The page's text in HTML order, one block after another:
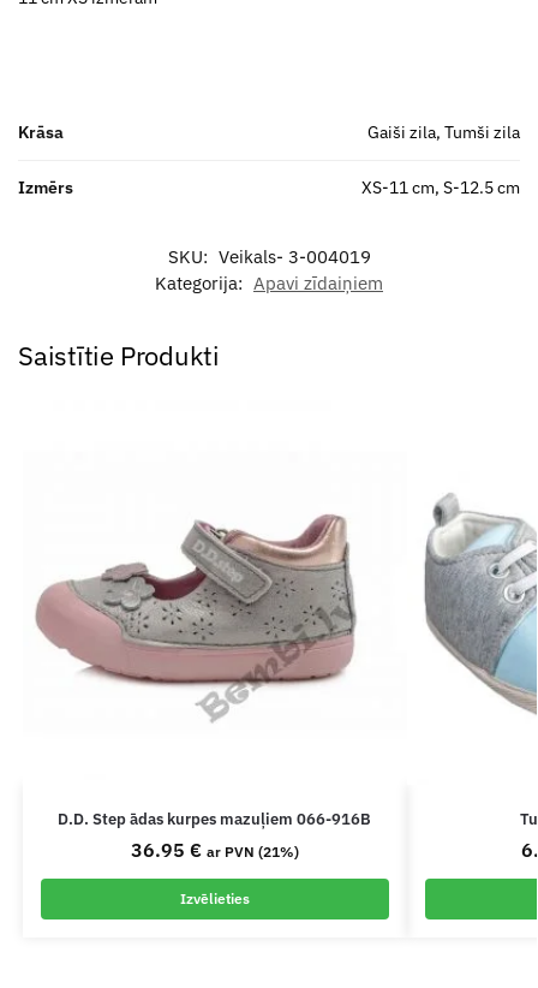
Krāsa Gaiši zila, Tumši zila
Izmērs XS-11 cm, S-12.5 cm
SKU: Veikals- 3-004019
Kategorija: Apavi zīdaiņiem
Saistītie Produkti
D.D. Step ādas kurpes mazuļiem 066-916B
36.95 € ar PVN (21%)
Izvēlieties